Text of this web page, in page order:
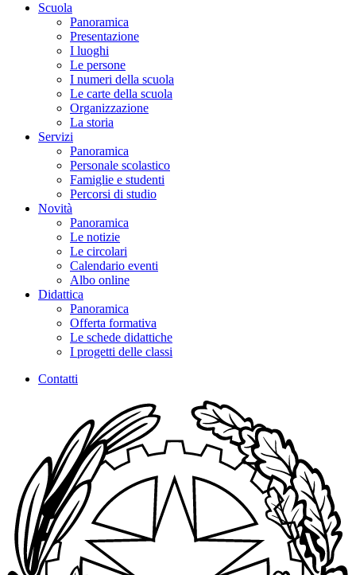
Scuola
Panoramica
Presentazione
I luoghi
Le persone
I numeri della scuola
Le carte della scuola
Organizzazione
La storia
Servizi
Panoramica
Personale scolastico
Famiglie e studenti
Percorsi di studio
Novità
Panoramica
Le notizie
Le circolari
Calendario eventi
Albo online
Didattica
Panoramica
Offerta formativa
Le schede didattiche
I progetti delle classi
Contatti